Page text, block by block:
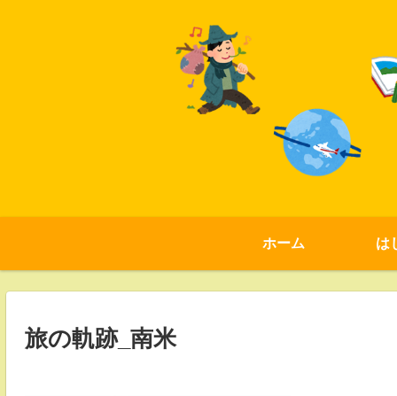
ホーム は
旅の軌跡_南米